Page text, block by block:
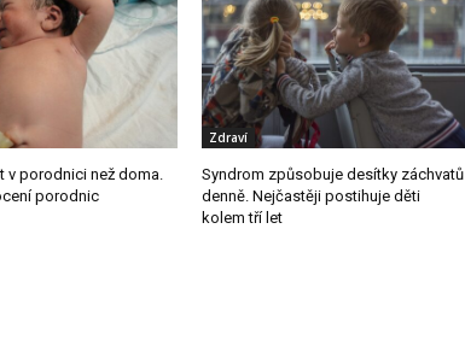
v porodnici než doma.
porodnic
Zdraví
Syndrom způsobuje desítky záchvatů
denně. Nejčastěji postihuje děti
kolem tří let